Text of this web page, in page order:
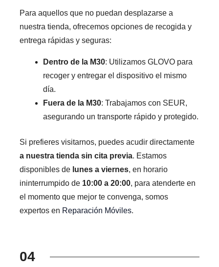
Para aquellos que no puedan desplazarse a
nuestra tienda, ofrecemos opciones de recogida y
entrega rápidas y seguras:
Dentro de la M30: Utilizamos GLOVO para
recoger y entregar el dispositivo el mismo
día.
Fuera de la M30: Trabajamos con SEUR,
asegurando un transporte rápido y protegido.
Si prefieres visitarnos, puedes acudir directamente
a nuestra tienda sin cita previa. Estamos
disponibles de lunes a viernes, en horario
ininterrumpido de 10:00 a 20:00, para atenderte en
el momento que mejor te convenga, somos
expertos en Reparación Móviles.
04